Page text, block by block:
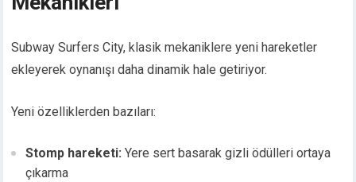
Subway Surfers City, klasik mekaniklere yeni hareketler
ekleyerek oynanışı daha dinamik hale getiriyor.
Yeni özelliklerden bazıları:
Stomp hareketi: Yere sert basarak gizli ödülleri ortaya
çıkarma